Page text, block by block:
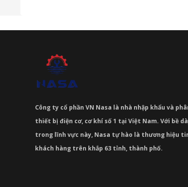
Công ty cổ phần VN Nasa là nhà nhập khẩu và
thiết bị điện cơ, cơ khí số 1 tại Việt Nam. Với bề
trong lĩnh vực này, Nasa tự hào là thương hiệu
khách hàng trên khắp 63 tỉnh, thành phố.